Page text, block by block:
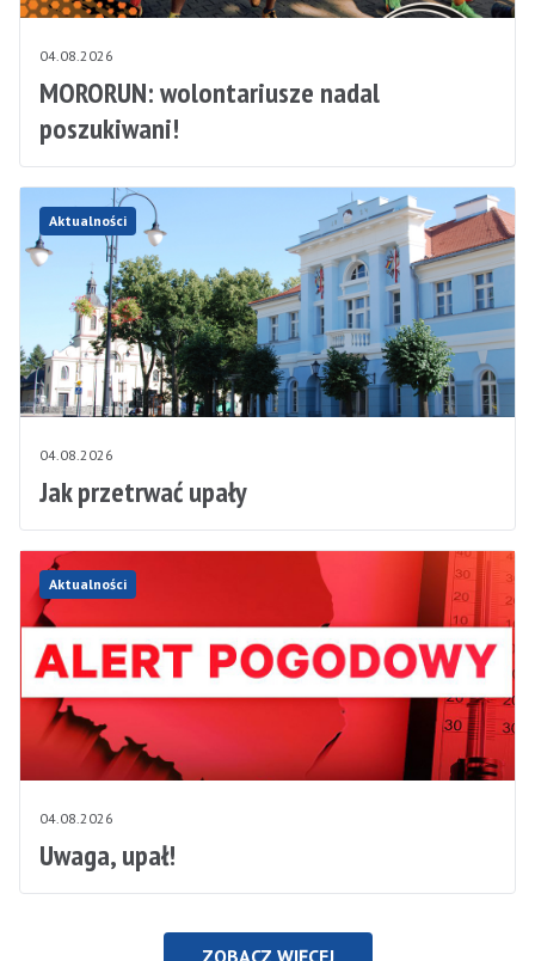
04.08.2026
MORORUN: wolontariusze nadal
poszukiwani!
Aktualności
04.08.2026
Jak przetrwać upały
Aktualności
04.08.2026
Uwaga, upał!